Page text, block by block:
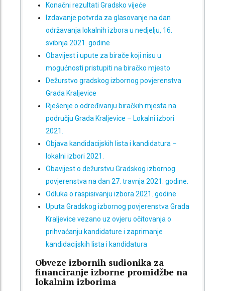
Konačni rezultati Gradsko vijeće
Izdavanje potvrda za glasovanje na dan
održavanja lokalnih izbora u nedjelju, 16.
svibnja 2021. godine
Obavijest i upute za birače koji nisu u
mogućnosti pristupiti na biračko mjesto
Dežurstvo gradskog izbornog povjerenstva
Grada Kraljevice
Rješenje o određivanju biračkih mjesta na
području Grada Kraljevice – Lokalni izbori
2021.
Objava kandidacijskih lista i kandidatura –
lokalni izbori 2021.
Obavijest o dežurstvu Gradskog izbornog
povjerenstva na dan 27. travnja 2021. godine.
Odluka o raspisivanju izbora 2021. godine
Uputa Gradskog izbornog povjerenstva Grada
Kraljevice vezano uz ovjeru očitovanja o
prihvaćanju kandidature i zaprimanje
kandidacijskih lista i kandidatura
Obveze izbornih sudionika za
financiranje izborne promidžbe na
lokalnim izborima